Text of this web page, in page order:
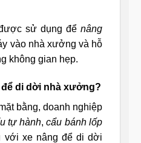
sử dụng để nâng
vào nhà xưởng và hỗ
không gian hẹp.
di dời nhà xưởng?
bằng, doanh nghiệp
tự hành, cẩu bánh lốp
với xe nâng để di dời